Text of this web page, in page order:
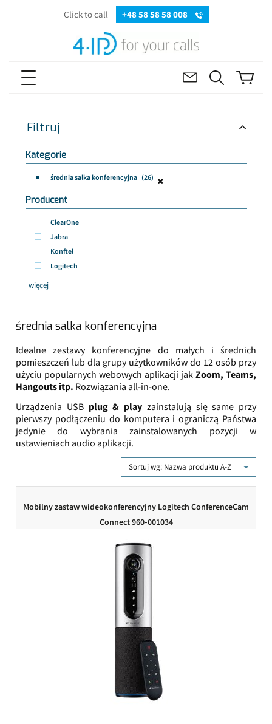
Click to call +48 58 58 58 008
Filtruj
Kategorie
średnia salka konferencyjna (26)
Producent
ClearOne
Jabra
Konftel
Logitech
więcej
średnia salka konferencyjna
Idealne zestawy konferencyjne do małych i średnich
pomieszczeń lub dla grupy użytkowników do 12 osób przy
użyciu popularnych webowych aplikacji jak Zoom, Teams,
Hangouts itp. Rozwiązania all-in-one.
Urządzenia USB plug & play zainstalują się same przy
pierwszy podłączeniu do komputera i ograniczą Państwa
jedynie do wybrania zainstalowanych pozycji w
ustawieniach audio aplikacji.
Sortuj wg: Nazwa produktu A-Z
Mobilny zastaw wideokonferencyjny Logitech ConferenceCam
Connect 960-001034